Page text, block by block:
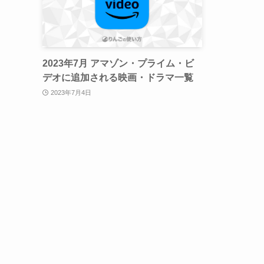
2023年7月 アマゾン・プライム・ビ
デオに追加される映画・ドラマ一覧
2023年7月4日